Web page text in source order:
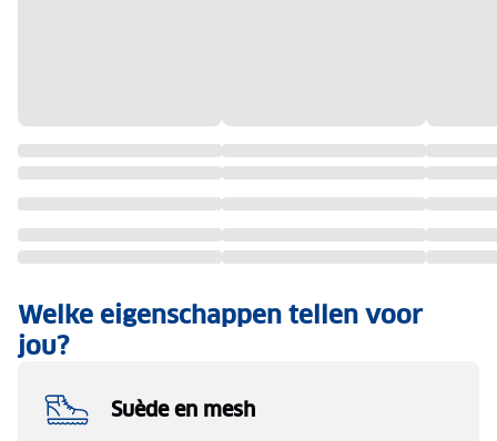
Welke eigenschappen tellen voor
jou?
Suède en mesh